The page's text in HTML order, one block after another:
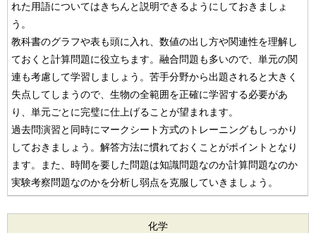
れた用語についてはきちんと説明できるようにしておきましょ
う。
教科書のグラフや表も頭に入れ、数値の出し方や関連性を理解し
ておくと計算問題に役立ちます。融合問題も多いので、単元の関
連も考慮して学習しましょう。苦手分野から出題されると大きく
失点してしまうので、生物の全範囲を正確に学習する必要があ
り、単元ごとに完璧に仕上げることが望まれます。
過去問演習と同時にマークシート方式のトレーニングもしっかり
しておきましょう。解答方法に慣れておくことがポイントとなり
ます。また、時間を要した問題は知識問題なのか計算問題なのか
実験考察問題なのかを分析し弱点を克服していきましょう。
化学